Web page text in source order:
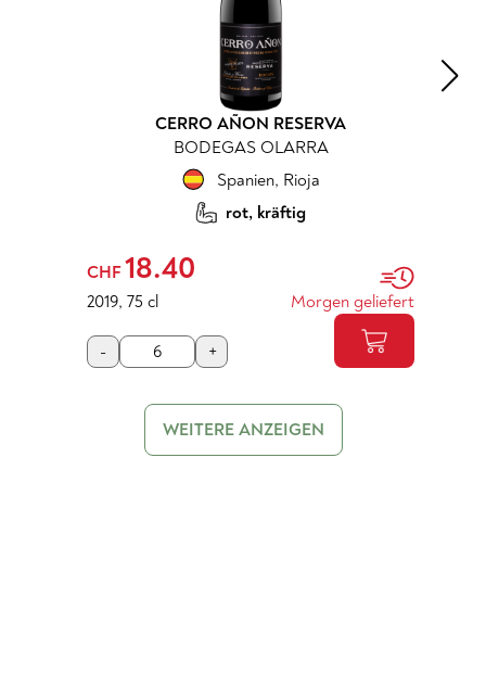
CERRO AÑON RESERVA
BODEGAS OLARRA
Spanien, Rioja
rot, kräftig
CHF 18.40
2019, 75 cl Morgen geliefert
- +
WEITERE ANZEIGEN